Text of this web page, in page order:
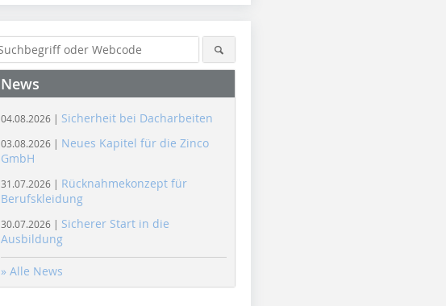
News
04.08.2026 | Sicherheit bei Dacharbeiten
03.08.2026 | Neues Kapitel für die Zinco
GmbH
31.07.2026 | Rücknahmekonzept für
Berufskleidung
30.07.2026 | Sicherer Start in die
Ausbildung
» Alle News